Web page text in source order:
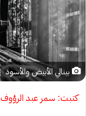
بينالي الأبيض والأسود
كتبت: سمر عبد الرؤوف